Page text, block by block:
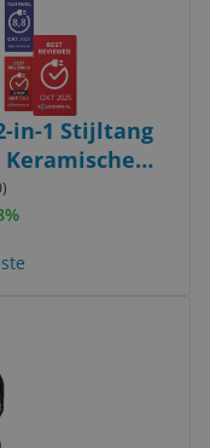
OKT 2025
in-1 Stijltang
)